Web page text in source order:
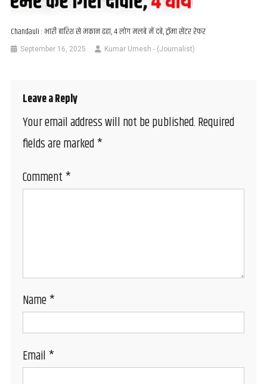
Chandauli : भारी बारिश से मकान ढहा, 4 लोग मलबे में दबे, ट्रॉमा सेंटर रेफर
September 16, 2025 Kumar Umesh - (Journalist)
Leave a Reply
Your email address will not be published.Required
fields are marked*
Comment*
Name*
Email*